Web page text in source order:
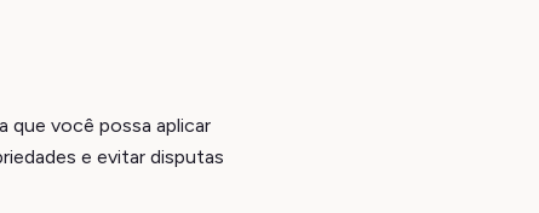
que você possa aplicar
e evitar disputas